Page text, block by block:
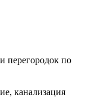
перегородок по
канализация